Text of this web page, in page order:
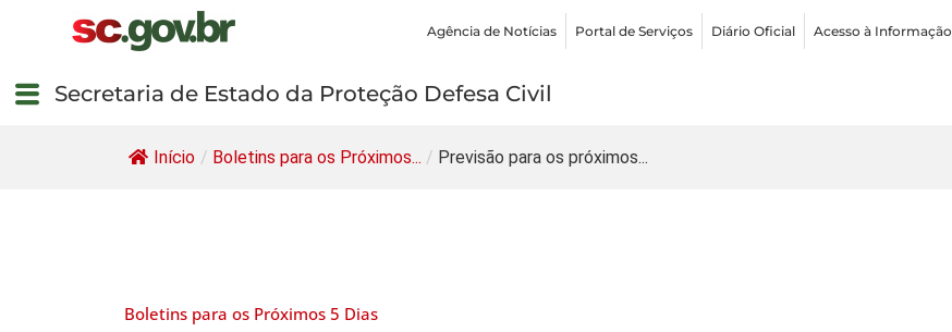
Agência de Notícias Portal de Serviços Diário Oficial Acesso à Informação
Secretaria de Estado da Proteção Defesa Civil
Início / Boletins para os Próximos... / Previsão para os próximos...
Boletins para os Próximos 5 Dias